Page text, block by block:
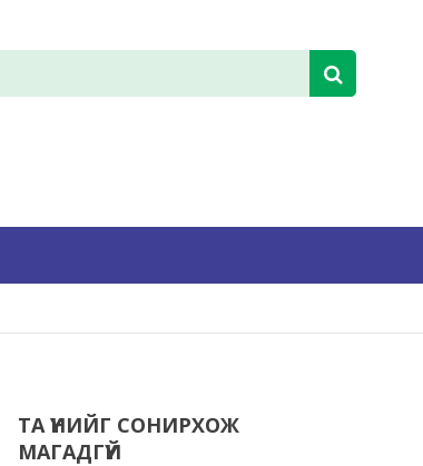
ТА ҮҮНИЙГ СОНИРХОЖ
МАГАДГҮЙ